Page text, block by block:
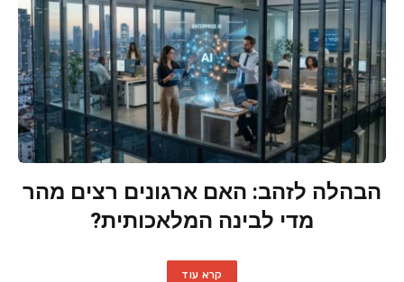
הבהלה לזהב: האם ארגונים רצים מהר
מדי לבינה המלאכותית?
קרא עוד